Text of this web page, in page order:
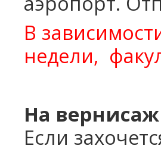
В
недели,
На вернисаж
Если